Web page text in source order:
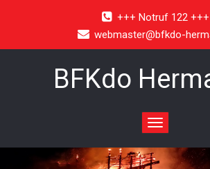
+++ Notruf 122 +++
webmaster@bfkdo-
BFKdo
Toggle
navigation